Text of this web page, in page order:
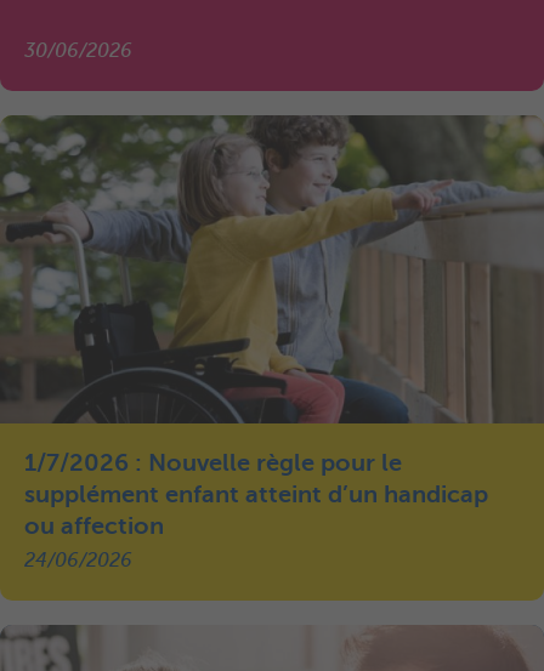
30/06/2026
1/7/2026 : Nouvelle règle pour le
supplément enfant atteint d’un handicap
ou affection
24/06/2026